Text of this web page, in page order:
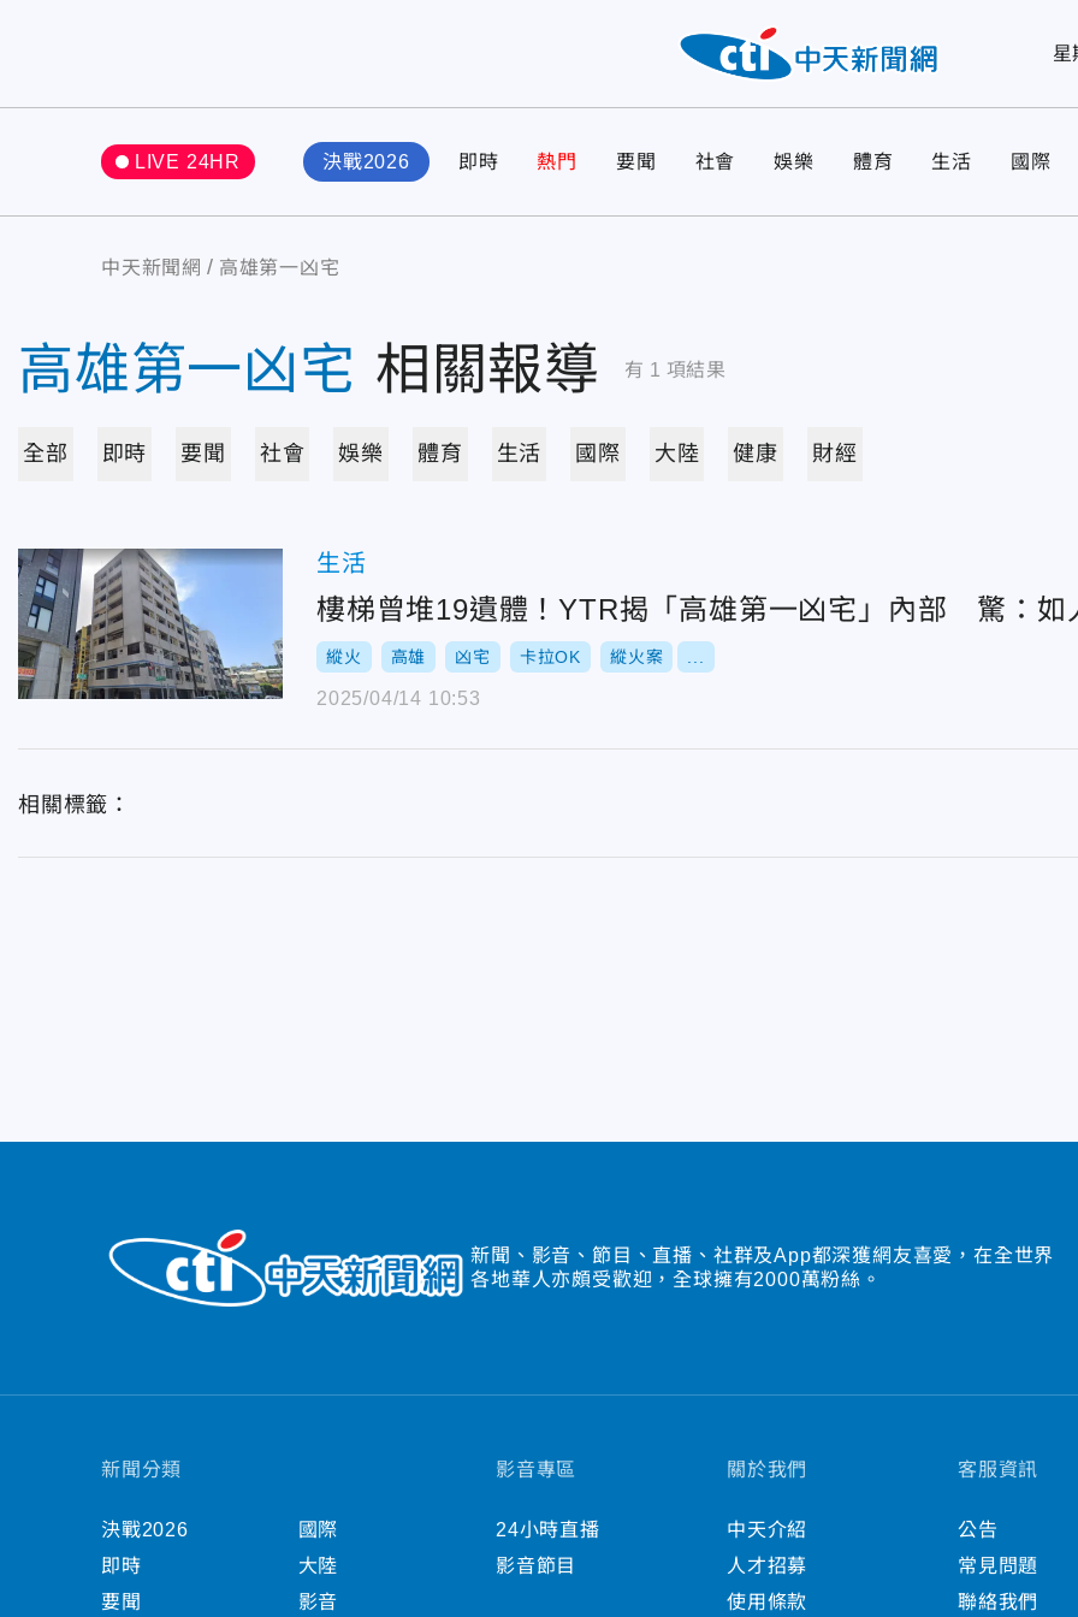
星
LIVE 24HR 決戰2026 即時 熱門 要聞 社會 娛樂 體育 生活 國際
中天新聞網 高雄第一凶宅
高雄第一凶宅 相關報導 有 1 項結果
全部 即時 要聞 社會 娛樂 體育 生活 國際 大陸 健康 財經
生活
樓梯曾堆19遺體！YTR揭「高雄第一凶宅」內部 驚：如
縱火 高雄 凶宅 卡拉OK 縱火案
2025/04/14 10:53
相關標籤：
新聞、影音、節目、直播、社群及App都深獲網友喜愛，在全世界
各地華人亦頗受歡迎，全球擁有2000萬粉絲。
新聞分類
決戰2026
即時
要聞
國際
大陸
影音
影音專區
24小時直播
影音節目
關於我們
中天介紹
人才招募
使用條款
客服資訊
公告
常見問題
聯絡我們